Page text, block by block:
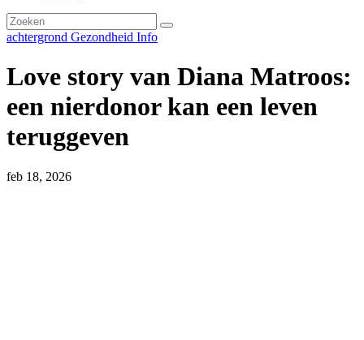
achtergrond Gezondheid Info
Love story van Diana Matroos:
een nierdonor kan een leven
teruggeven
feb 18, 2026